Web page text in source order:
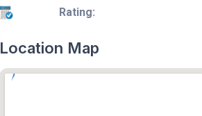
Rating:
Location Map